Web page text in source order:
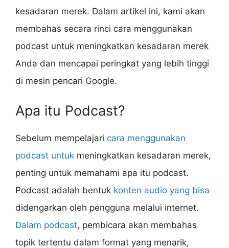
kesadaran merek. Dalam artikel ini, kami akan
membahas secara rinci cara menggunakan
podcast untuk meningkatkan kesadaran merek
Anda dan mencapai peringkat yang lebih tinggi
di mesin pencari Google.
Apa itu Podcast?
Sebelum mempelajari cara menggunakan
podcast untuk meningkatkan kesadaran merek,
penting untuk memahami apa itu podcast.
Podcast adalah bentuk konten audio yang bisa
didengarkan oleh pengguna melalui internet.
Dalam podcast, pembicara akan membahas
topik tertentu dalam format yang menarik,